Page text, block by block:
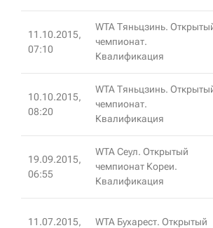
11.10.2015,
07:10
WTA Тяньцзинь.
чемпионат.
Квалификация
10.10.2015,
08:20
WTA Тяньцзинь.
чемпионат.
Квалификация
19.09.2015,
06:55
WTA Сеул. Открытый
чемпионат Кореи.
Квалификация
11.07.2015,
WTA Бухарест. Открытый